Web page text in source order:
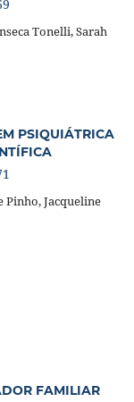
Tonelli, Sarah
PSIQUIÁTRICA
Pinho, Jacqueline
FAMILIAR